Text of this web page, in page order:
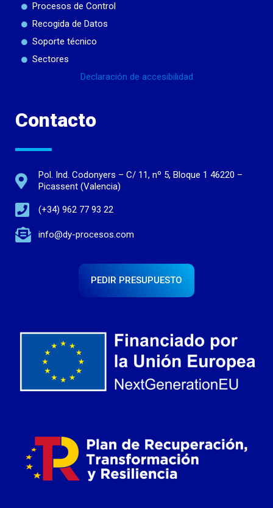
Procesos de Control
Recogida de Datos
Soporte técnico
Sectores
Declaración de accesibilidad
Contacto
Pol. Ind. Codonyers – C/ 11, nº 5, Bloque 1 46220 –
Picassent (Valencia)
(+34) 962 77 93 22
info@dy-procesos.com
PEDIR PRESUPUESTO